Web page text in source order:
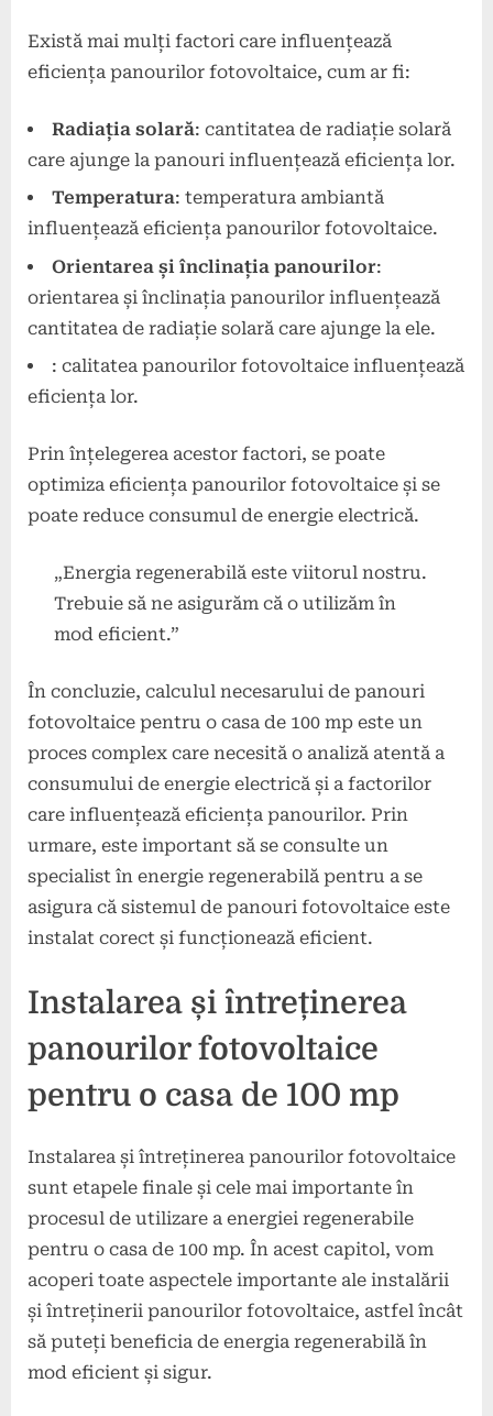
Există mai mulți factori care influențează
eficiența panourilor fotovoltaice, cum ar fi:
Radiația solară: cantitatea de radiație solară
care ajunge la panouri influențează eficiența lor.
Temperatura: temperatura ambiantă
influențează eficiența panourilor fotovoltaice.
Orientarea și înclinația panourilor:
orientarea și înclinația panourilor influențează
cantitatea de radiație solară care ajunge la ele.
: calitatea panourilor fotovoltaice influențează
eficiența lor.
Prin înțelegerea acestor factori, se poate
optimiza eficiența panourilor fotovoltaice și se
poate reduce consumul de energie electrică.
„Energia regenerabilă este viitorul nostru.
Trebuie să ne asigurăm că o utilizăm în
mod eficient.”
În concluzie, calculul necesarului de panouri
fotovoltaice pentru o casa de 100 mp este un
proces complex care necesită o analiză atentă a
consumului de energie electrică și a factorilor
care influențează eficiența panourilor. Prin
urmare, este important să se consulte un
specialist în energie regenerabilă pentru a se
asigura că sistemul de panouri fotovoltaice este
instalat corect și funcționează eficient.
Instalarea și întreținerea
panourilor fotovoltaice
pentru o casa de 100 mp
Instalarea și întreținerea panourilor fotovoltaice
sunt etapele finale și cele mai importante în
procesul de utilizare a energiei regenerabile
pentru o casa de 100 mp. În acest capitol, vom
acoperi toate aspectele importante ale instalării
și întreținerii panourilor fotovoltaice, astfel încât
să puteți beneficia de energia regenerabilă în
mod eficient și sigur.